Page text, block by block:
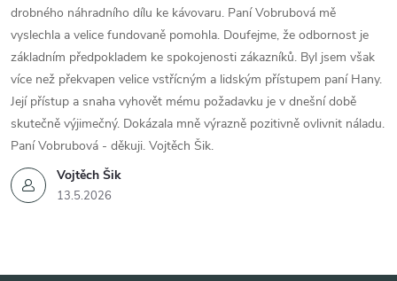
Vojtěch Šik
13.5.2026
drobného náhradního dílu ke kávovaru. Paní Vobrubová mě
vyslechla a velice fundovaně pomohla. Doufejme, že odbornost je
základním předpokladem ke spokojenosti zákazníků. Byl jsem však
více než překvapen velice vstřícným a lidským přístupem paní Hany.
Její přístup a snaha vyhovět mému požadavku je v dnešní době
skutečně výjimečný. Dokázala mně výrazně pozitivně ovlivnit náladu.
Paní Vobrubová - děkuji. Vojtěch Šik.